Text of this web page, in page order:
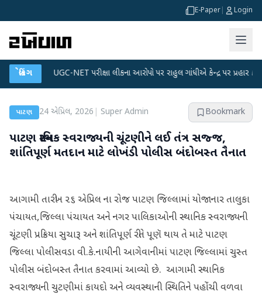
E-Paper Login
બ્રેકિંગ
● UGC-NET પરીક્ષા લીકના આરોપો પર રાહુલ ગાંધીએ કેન્દ્ર પર પ્રહાર કર્યા ●
પાટણ 24 એપ્રિલ, 2026 Super Admin Bookmark
પાટણ સ્થાનિક સ્વરાજ્યની ચૂંટણીને લઈ તંત્ર સજ્જ,
શાંતિપૂર્ણ મતદાન માટે લોખંડી પોલીસ બંદોબસ્ત તૈનાત
આગામી તારીખ ૨૬ એપ્રિલ ના રોજ પાટણ જિલ્લામાં યોજાનાર તાલુકા
પંચાયત,જિલ્લા પંચાયત અને નગર પાલિકાઓની સ્થાનિક સ્વરાજ્યની
ચૂંટણી પ્રક્રિયા સુચારૂ અને શાંતિપૂર્ણ રીતે પૂણૅ થાય તે માટે પાટણ
જિલ્લા પોલીસવડા વી.કે.નાયીની આગેવાનીમાં પાટણ જિલ્લામાં ચુસ્ત
પોલીસ બંદોબસ્ત તૈનાત કરવામાં આવ્યો છે. આગામી સ્થાનિક
સ્વરાજ્યની ચુટણીમાં કાયદો અને વ્યવસ્થાની સ્થિતિને પહોંચી વળવા